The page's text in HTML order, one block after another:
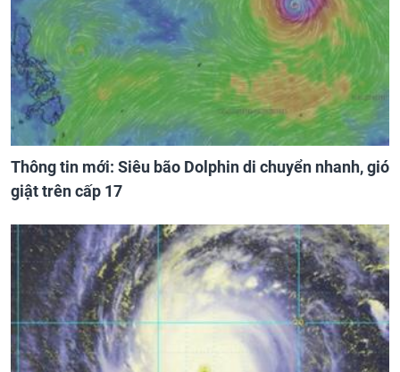
Thông tin mới: Siêu bão Dolphin di chuyển nhanh, gió
giật trên cấp 17